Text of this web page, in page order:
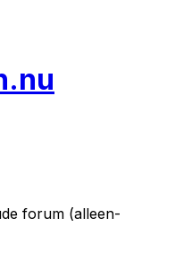
.nu
forum (alleen-